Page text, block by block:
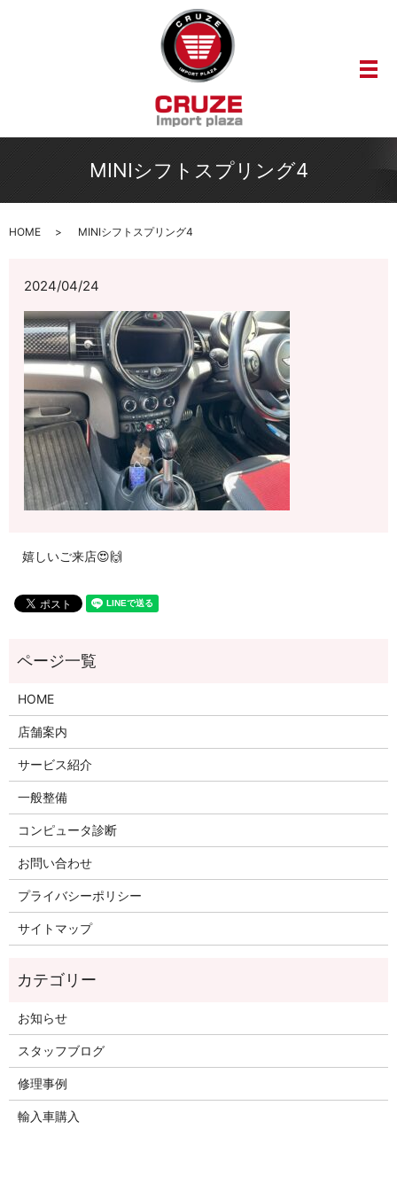
メ
MINIシフトスプリング4
HOME MINIシフトスプリング4
2024/04/24
嬉しいご来店😍🙌
HOME
店舗案内
サービス紹介
一般整備
コンピュータ診断
お問い合わせ
プライバシーポリシー
サイトマップ
お知らせ
スタッフブログ
修理事例
輸入車購入